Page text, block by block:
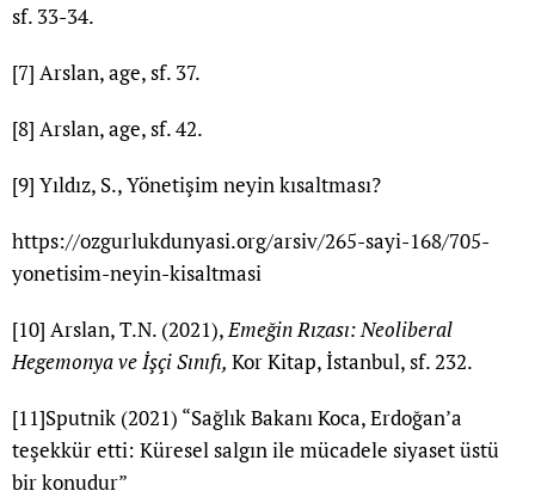
sf. 33-34.
[7] Arslan, age, sf. 37.
[8] Arslan, age, sf. 42.
[9] Yıldız, S., Yönetişim neyin kısaltması?
https://ozgurlukdunyasi.org/arsiv/265-sayi-168/705-
yonetisim-neyin-kisaltmasi
[10] Arslan, T.N. (2021),Emeğin Rızası: Neoliberal
Hegemonya ve İşçi Sınıfı, Kor Kitap, İstanbul, sf. 232.
[11]Sputnik (2021) “Sağlık Bakanı Koca, Erdoğan’a
teşekkür etti: Küresel salgın ile mücadele siyaset üstü
bir konudur”